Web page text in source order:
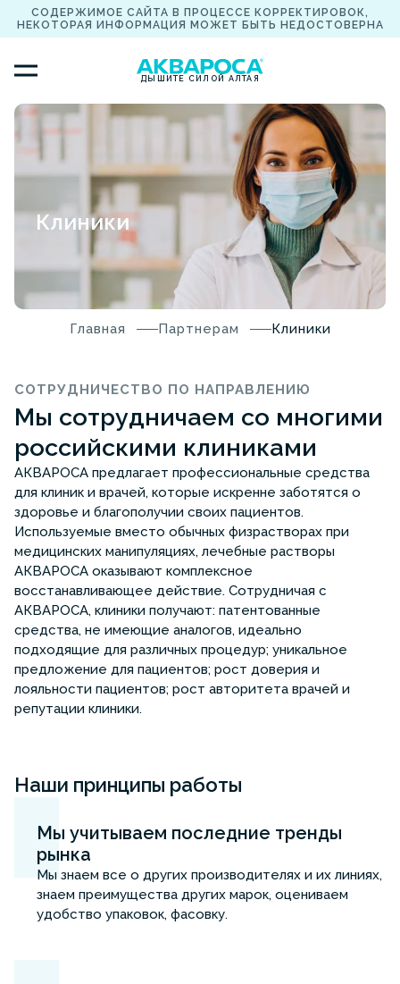
СОДЕРЖИМОЕ САЙТА В ПРОЦЕССЕ КОРРЕКТИРОВОК,
НЕКОТОРАЯ ИНФОРМАЦИЯ МОЖЕТ БЫТЬ НЕДОСТОВЕРНА
ДЫШИТЕ СИЛОЙ АЛТАЯ
Клиники
Главная Партнерам Клиники
СОТРУДНИЧЕСТВО ПО НАПРАВЛЕНИЮ
Мы сотрудничаем со многими
российскими клиниками
АКВАРОСА предлагает профессиональные средства
для клиник и врачей, которые искренне заботятся о
здоровье и благополучии своих пациентов.
Используемые вместо обычных физрастворах при
медицинских манипуляциях, лечебные растворы
АКВАРОСА оказывают комплексное
восстанавливающее действие. Сотрудничая с
АКВАРОСА, клиники получают: патентованные
средства, не имеющие аналогов, идеально
подходящие для различных процедур; уникальное
предложение для пациентов; рост доверия и
лояльности пациентов; рост авторитета врачей и
репутации клиники.
Наши принципы работы
Мы учитываем последние тренды
рынка
Мы знаем все о других производителях и их линиях,
знаем преимущества других марок, оцениваем
удобство упаковок, фасовку.